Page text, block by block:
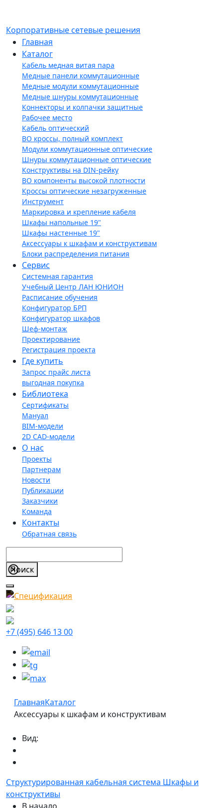
Корпоративные сетевые решения
Главная
Каталог
Кабель медная витая пара
Медные панели коммутационные
Медные модули коммутационные
Медные шнуры коммутационные
Коннекторы и колпачки защитные
Рабочее место
Кабель оптический
ВО кроссы, полный комплект
Модули коммутационные оптические
Шнуры коммутационные оптические
Конструктивы на DIN-рейку
ВО компоненты высокой плотности
Кроссы оптические незагруженные
Инструмент
Маркировка и крепление кабеля
Шкафы напольные 19"
Шкафы настенные 19"
Аксессуары к шкафам и конструктивам
Блоки распределения питания
Сервис
Системная гарантия
Учебный Центр ЛАН ЮНИОН
Расписание обучения
Конфигуратор БРП
Конфигуратор шкафов
Шеф-монтаж
Проектирование
Регистрация проекта
Где купить
Запрос прайс листа
выгодная покупка
Библиотека
Сертификаты
Мануал
BIM-модели
2D CAD-модели
О нас
Проекты
Партнерам
Новости
Публикации
Заказчики
Команда
Контакты
Обратная связь
+7 (495) 646 13 00
ГлавнаяКаталог
Аксессуары к шкафам и конструктивам
Вид:
Структурированная кабельная система Шкафы и
конструктивы